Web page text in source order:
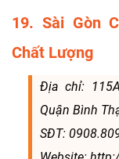
19. Sài Gòn
Chất Lượng
Địa chỉ:
Quận Bình
SĐT: